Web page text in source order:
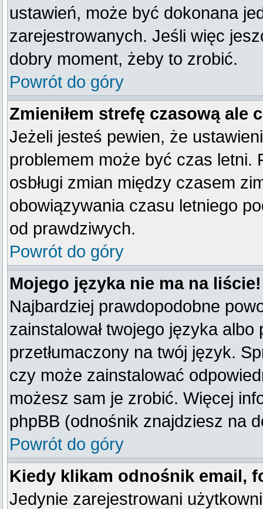
ustawień, może być dokonana
zarejestrowanych. Jeśli więc
dobry moment, żeby to zrobić.
Powrót do góry
Zmieniłem strefę czasową ale
Jeżeli jesteś pewien, że
problemem może być czas letni.
osbługi zmian między czasem
obowiązywania czasu letniego
od prawdziwych.
Powrót do góry
Mojego języka nie ma na liście!
Najbardziej prawdopodobne
zainstalował twojego języka
przetłumaczony na twój język.
czy może zainstalować
możesz sam je zrobić. Więcej
phpBB (odnośnik znajdziesz na
Powrót do góry
Kiedy klikam odnośnik email,
Jedynie zarejestrowani